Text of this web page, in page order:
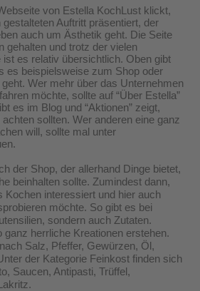
von Estella KochLust klickt,
Auftritt präsentiert, der
auch um Ästhetik geht. Die Seite
gehalten und trotz der vielen
ist es relativ übersichtlich. Oben gibt
es beispielsweise zum Shop oder
Wer mehr über das Unternehmen
möchte, sollte auf “Über Estella”
es im Blog und “Aktionen” zeigt,
sollten. Wer anderen eine ganz
will, sollte mal unter
der Shop, der allerhand Dinge bietet,
beinhalten sollte. Zumindest dann,
Kochen interessiert und hier auch
möchte. So gibt es bei
sondern auch Zutaten.
herrliche Kreationen erstehen.
Salz, Pfeffer, Gewürzen, Öl,
der Kategorie Feinkost finden sich
Saucen, Antipasti, Trüffel,